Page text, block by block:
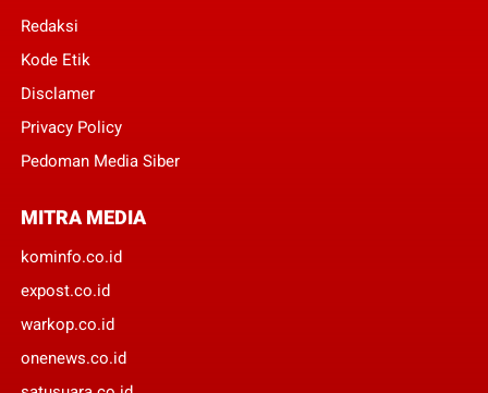
Redaksi
Kode Etik
Disclamer
Privacy Policy
Pedoman Media Siber
MITRA MEDIA
kominfo.co.id
expost.co.id
warkop.co.id
onenews.co.id